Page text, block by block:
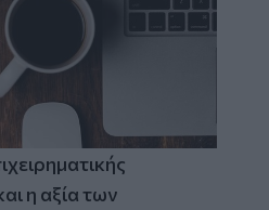
η αξία των